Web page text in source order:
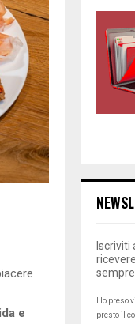
e
Iscriviti
Ho preso
presto il